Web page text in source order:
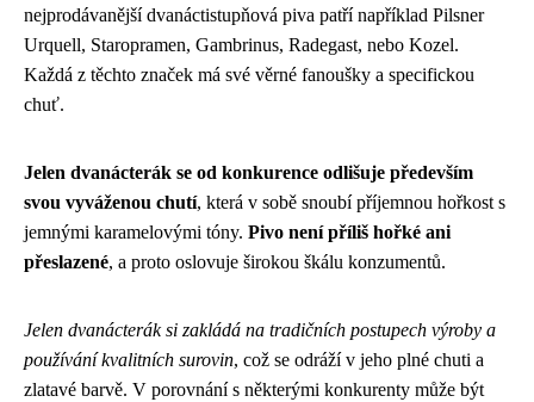
nejprodávanější dvanáctistupňová piva patří například Pilsner
Urquell, Staropramen, Gambrinus, Radegast, nebo Kozel.
Každá z těchto značek má své věrné fanoušky a specifickou
chuť.
Jelen dvanácterák se od konkurence odlišuje především
svou vyváženou chutí, která v sobě snoubí příjemnou hořkost s
jemnými karamelovými tóny. Pivo není příliš hořké ani
přeslazené, a proto oslovuje širokou škálu konzumentů.
Jelen dvanácterák si zakládá na tradičních postupech výroby a
používání kvalitních surovin, což se odráží v jeho plné chuti a
zlatavé barvě. V porovnání s některými konkurenty může být